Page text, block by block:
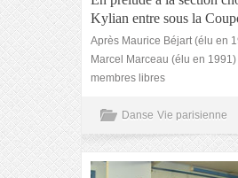
Kylian entre sous la
Après Maurice Béjart (élu en
Marcel Marceau (élu en
membres libres
Danse Vie parisienne